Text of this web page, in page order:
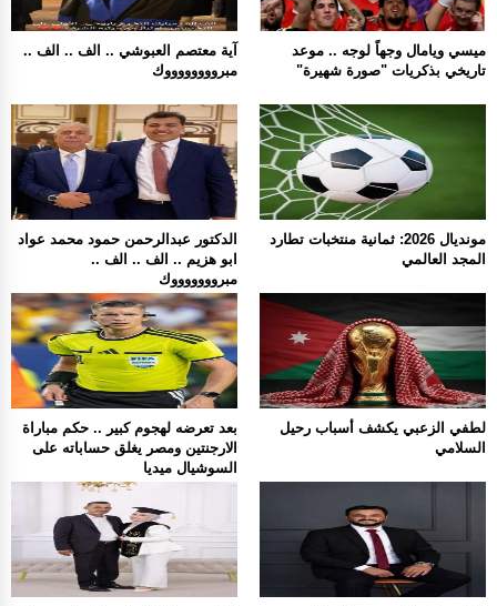
آية معتصم العبوشي .. الف .. الف ..
مبرووووووووك
ميسي ويامال وجهاً لوجه .. موعد
تاريخي بذكريات "صورة شهيرة"
الدكتور عبدالرحمن حمود محمد عواد
ابو هزيم .. الف .. الف ..
مبروووووووك
مونديال 2026: ثمانية منتخبات تطارد
المجد العالمي
بعد تعرضه لهجوم كبير .. حكم مباراة
الارجنتين ومصر يغلق حساباته على
السوشيال ميديا
لطفي الزعبي يكشف أسباب رحيل
السلامي